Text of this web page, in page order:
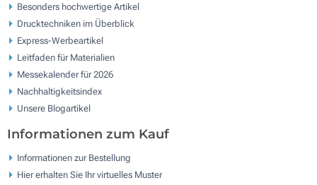
Besonders hochwertige Artikel
Drucktechniken im Überblick
Express-Werbeartikel
Leitfaden für Materialien
Messekalender für 2026
Nachhaltigkeitsindex
Unsere Blogartikel
Informationen zum Kauf
Informationen zur Bestellung
Hier erhalten Sie Ihr virtuelles Muster